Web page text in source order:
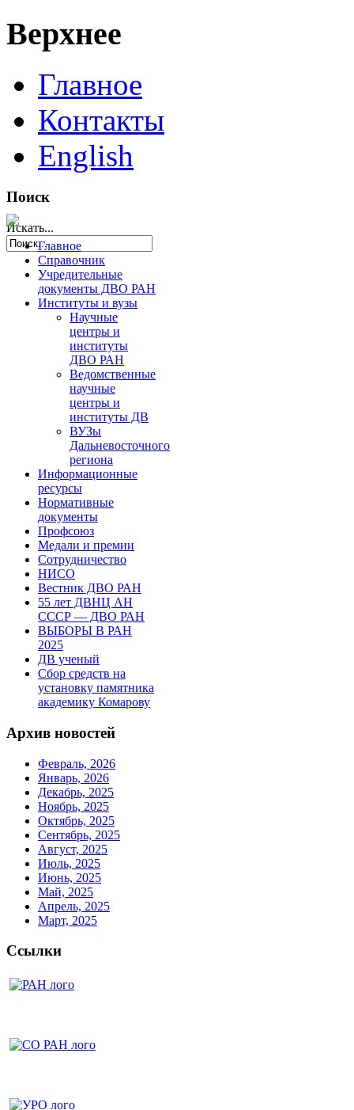
Верхнее
Главное
Контакты
English
Поиск
Искать...
Главное
Справочник
Учредительные
документы ДВО РАН
Институты и вузы
Научные
центры и
институты
ДВО РАН
Ведомственные
научные
центры и
институты ДВ
ВУЗы
Дальневосточного
региона
Информационные
ресурсы
Нормативные
документы
Профсоюз
Медали и премии
Сотрудничество
НИСО
Вестник ДВО РАН
55 лет ДВНЦ АН
СССР — ДВО РАН
ВЫБОРЫ В РАН
2025
ДВ ученый
Сбор средств на
установку памятника
академику Комарову
Архив новостей
Февраль, 2026
Январь, 2026
Декабрь, 2025
Ноябрь, 2025
Октябрь, 2025
Сентябрь, 2025
Август, 2025
Июль, 2025
Июнь, 2025
Май, 2025
Апрель, 2025
Март, 2025
Ссылки